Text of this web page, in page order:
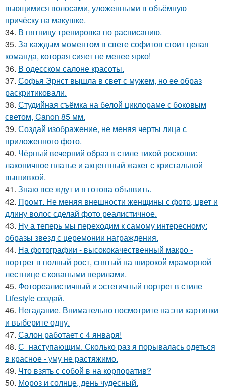
вьющимися волосами, уложенными в объёмную
причёску на макушке.
34. В пятницу тренировка по расписанию.
35. За каждым моментом в свете софитов стоит целая
команда, которая сияет не менее ярко!
36. В одесском салоне красоты.
37. Софья Эрнст вышла в свет с мужем, но ее образ
раскритиковали.
38. Студийная съёмка на белой циклораме с боковым
светом, Canon 85 мм.
39. Создай изображение, не меняя черты лица с
приложенного фото.
40. Чёрный вечерний образ в стиле тихой роскоши:
лаконичное платье и акцентный жакет с кристальной
вышивкой.
41. Знаю все ждут и я готова объявить.
42. Промт. Не меняя внешности женщины с фото, цвет и
длину волос сделай фото реалистичное.
43. Ну а теперь мы переходим к самому интересному:
образы звезд с церемонии награждения.
44. На фотографии - высококачественный макро -
портрет в полный рост, снятый на широкой мраморной
лестнице с коваными перилами.
45. Фотореалистичный и эстетичный портрет в стиле
Lifestyle создай.
46. Негадание. Внимательно посмотрите на эти картинки
и выберите одну.
47. Салон работает с 4 января!
48. С_наступающим. Сколько раз я порывалась одеться
в красное - уму не растяжимо.
49. Что взять с собой в на корпоратив?
50. Мороз и солнце, день чудесный.